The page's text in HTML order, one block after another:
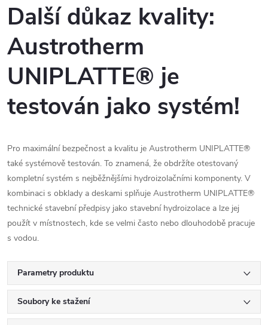
Další důkaz kvality:
Austrotherm
UNIPLATTE® je
testován jako systém!
Pro maximální bezpečnost a kvalitu je Austrotherm UNIPLATTE®
také systémově testován. To znamená, že obdržíte otestovaný
kompletní systém s nejběžnějšími hydroizolačními komponenty. V
kombinaci s obklady a deskami splňuje Austrotherm UNIPLATTE®
technické stavební předpisy jako stavební hydroizolace a lze jej
použít v místnostech, kde se velmi často nebo dlouhodobě pracuje
s vodou.
Parametry produktu
Soubory ke stažení